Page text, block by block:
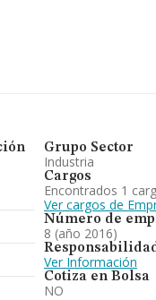
Grupo Sector
Industria
Cargos
Encontrados 1
Ver cargos de
Número de
8 (año 2016)
Ver Información
Cotiza en Bolsa
NO